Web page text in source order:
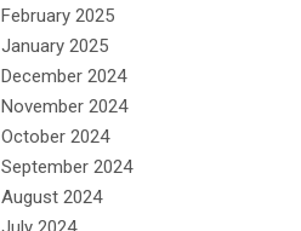
February 2025
January 2025
December 2024
November 2024
October 2024
September 2024
August 2024